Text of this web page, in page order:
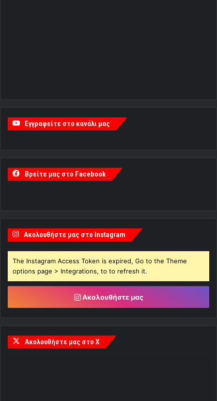
Εγγραφείτε στο κανάλι μας
Βρείτε μας στο Facebook
Ακολουθήστε μας στο Instagram
The Instagram Access Token is expired, Go to the Theme
options page > Integrations, to to refresh it.
Ακολουθήστε μας
Ακολουθήστε μας στο X